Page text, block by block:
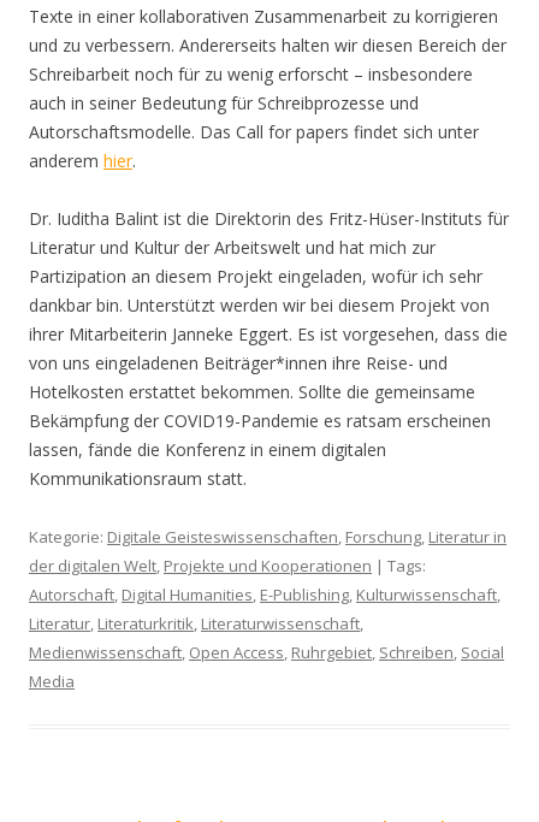
Texte in einer kollaborativen Zusammenarbeit zu korrigieren
und zu verbessern. Andererseits halten wir diesen Bereich der
Schreibarbeit noch für zu wenig erforscht – insbesondere
auch in seiner Bedeutung für Schreibprozesse und
Autorschaftsmodelle. Das Call for papers findet sich unter
anderem hier.
Dr. Iuditha Balint ist die Direktorin des Fritz-Hüser-Instituts für
Literatur und Kultur der Arbeitswelt und hat mich zur
Partizipation an diesem Projekt eingeladen, wofür ich sehr
dankbar bin. Unterstützt werden wir bei diesem Projekt von
ihrer Mitarbeiterin Janneke Eggert. Es ist vorgesehen, dass die
von uns eingeladenen Beiträger*innen ihre Reise- und
Hotelkosten erstattet bekommen. Sollte die gemeinsame
Bekämpfung der COVID19-Pandemie es ratsam erscheinen
lassen, fände die Konferenz in einem digitalen
Kommunikationsraum statt.
Kategorie: Digitale Geisteswissenschaften, Forschung, Literatur in
der digitalen Welt, Projekte und Kooperationen | Tags:
Autorschaft, Digital Humanities, E-Publishing, Kulturwissenschaft,
Literatur, Literaturkritik, Literaturwissenschaft,
Medienwissenschaft, Open Access, Ruhrgebiet, Schreiben, Social
Media